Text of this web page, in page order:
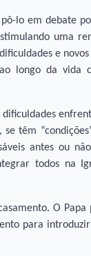
lo em debate
uma
e
longo da vida
têm
antes ou
todos na
O Papa
para